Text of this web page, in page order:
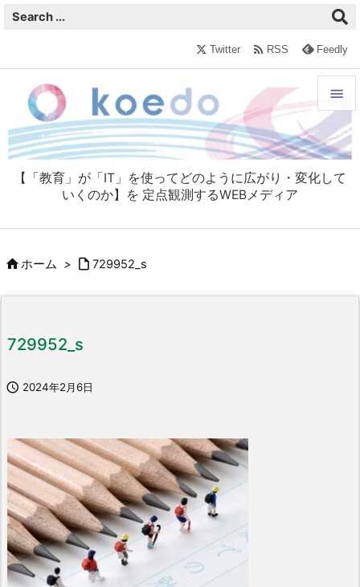
【「教育」が「IT」を使ってどのように広がり・変化して
いくのか】を 定点観測するWEBメディア


メニュ

Twitter  RSS Feedly
ホーム >  729952_s
729952_s
 2024年2月6日